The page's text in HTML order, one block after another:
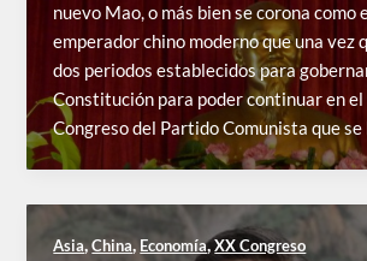
nuevo Mao, o más bien se corona como
emperador chino moderno que una vez
dos periodos establecidos para
Constitución para poder continuar en el
Congreso del Partido Comunista que se
Asia,China, Economía,XX Congreso